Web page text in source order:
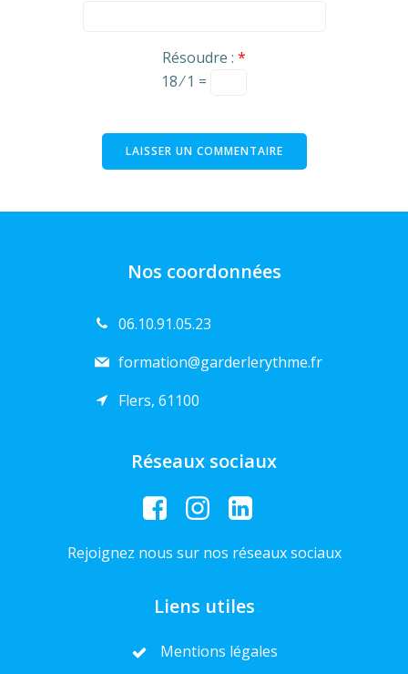
Résoudre : *
18 ⁄ 1 =
Nos coordonnées
06.10.91.05.23
formation@garderlerythme.fr
Flers, 61100
Réseaux sociaux
Rejoignez nous sur nos réseaux sociaux
Liens utiles
Mentions légales